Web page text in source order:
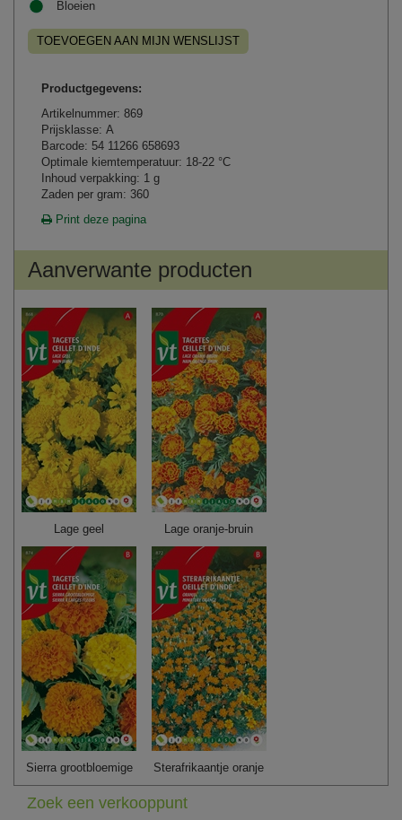
Bloeien
TOEVOEGEN AAN MIJN WENSLIJST
Productgegevens:
Artikelnummer: 869
Prijsklasse: A
Barcode: 54 11266 658693
Optimale kiemtemperatuur: 18-22 °C
Inhoud verpakking: 1 g
Zaden per gram: 360
Print deze pagina
Aanverwante producten
Lage geel Lage oranje-bruin
Sierra grootbloemige Sterafrikaantje oranje
Zoek een verkooppunt